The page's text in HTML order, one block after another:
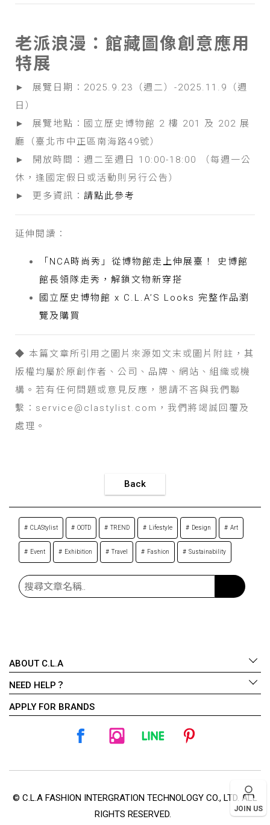
老派浪漫：館藏圖像創意應用
特展
► 展覽日期：2025.9.23（週二）-2025.11.9（週
日）
► 展覽地點：國立歷史博物館 2 樓 201 及 202 展
廳（臺北市中正區南海路49號）
► 開放時間：週二至週日 10:00-18:00 （每週一公
休，逢國定假日或活動則另行公告）
► 更多資訊： 請點此參考
延伸閱讀：
「NCA時尚秀」從博物館走上伸展臺！ 史博館
館長領隊走秀，解鎖文物新穿搭
國立歷史博物館 x C.L.A’S Looks 完整作品瀏
覽及購買
◆ 本篇文章所引用之圖片來源如文末或圖片附註，其
版權均屬於原創作者、公司、品牌、網站、組織或機
構。若有任何問題或意見反應，懇請不吝與我們聯
繫：service@clastylist.com，我們將竭誠回覆及
處理。
Back
CLAStylist OOTD TREND Lifestyle Design Art
Event Exhibition Travel Fashion Sustainability
ABOUT C.L.A
NEED HELP？
APPLY FOR BRANDS
© C.L.A FASHION INTERGRATION TECHNOLOGY CO., LTD. ALL
RIGHTS RESERVED.
JOIN US